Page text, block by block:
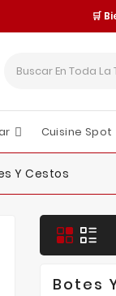
🛒
Cuisine Spot
Y Cestos
Botes